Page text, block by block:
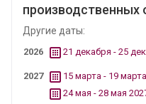
производственных
Другие даты:
2026 21 декабря - 25
2027
15 марта - 19
24 мая - 28 мая